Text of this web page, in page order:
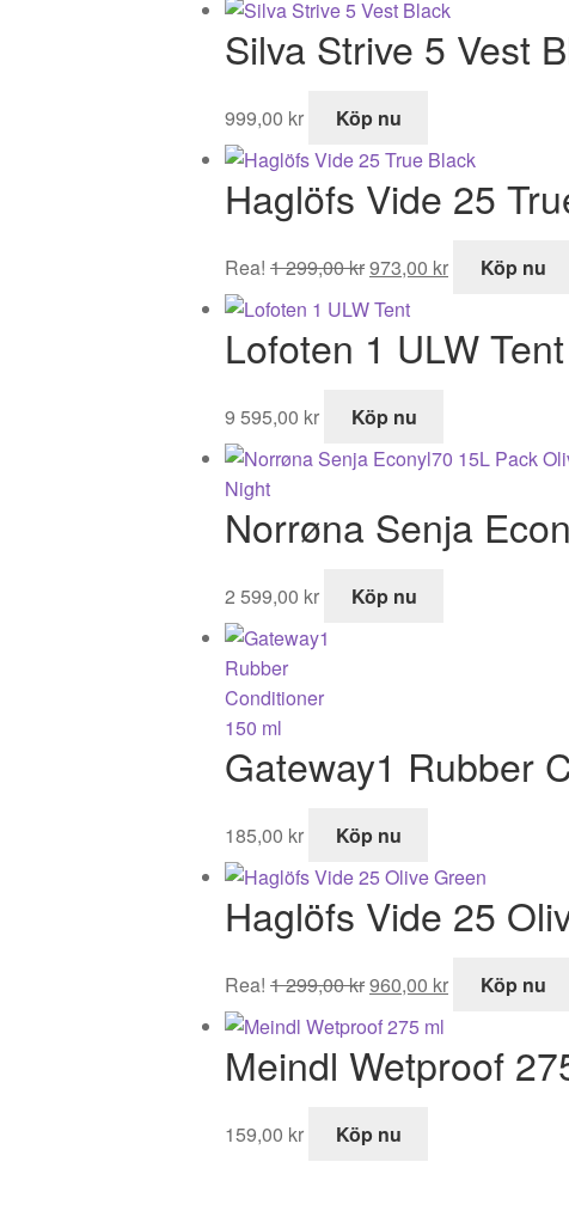
Silva Strive 5 Vest
999,00 kr Köp nu
Haglöfs Vide 25
Rea! 1 299,00kr
ursprungliga
priset
var:
299,00 kr.
973,00 kr
nuvarande
är:
Köp nu
Lofoten 1 ULW Tent
9 595,00 kr Köp nu
Norrøna Senja
2 599,00 kr Köp nu
Gateway1 Rubber
185,00 kr Köp nu
Haglöfs Vide 25
Rea! 1 299,00kr
ursprungliga
priset
var:
960,00 kr
nuvarande
är:
Köp nu
Meindl Wetproof
159,00 kr Köp nu